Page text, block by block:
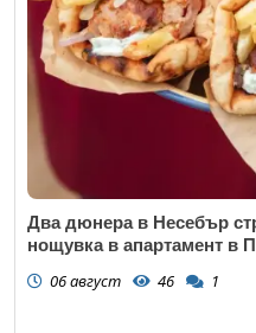
Два дюнера в Несебър
нощувка в апартамент в
06 август 46 1